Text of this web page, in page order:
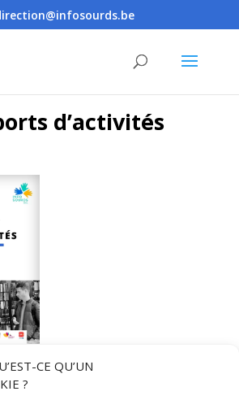
CE QU’UN
?
d’activités